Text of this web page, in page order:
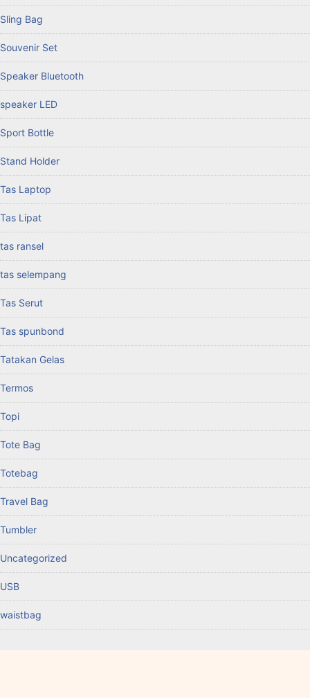
Sling Bag
Souvenir Set
Speaker Bluetooth
speaker LED
Sport Bottle
Stand Holder
Tas Laptop
Tas Lipat
tas ransel
tas selempang
Tas Serut
Tas spunbond
Tatakan Gelas
Termos
Topi
Tote Bag
Totebag
Travel Bag
Tumbler
Uncategorized
USB
waistbag